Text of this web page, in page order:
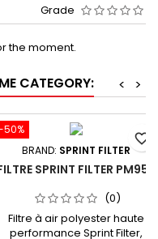
Grade
the moment.
CATEGORY: >
<
50%
BRAND: SPRINT FILTER
SPRINT FILTER PM95S
(0)
Filtre à air polyester haute
performance Sprint Filter,
favorite_border